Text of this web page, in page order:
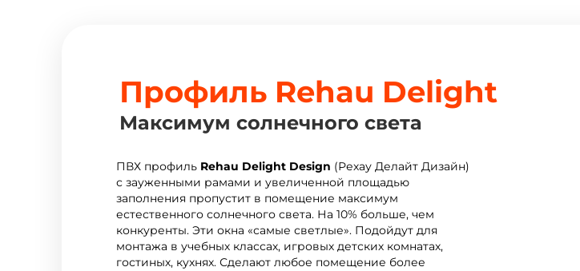
Профиль Rehau Delight
Максимум солнечного света
ПВХ профиль Rehau Delight Design (Рехау Делайт Дизайн)
с зауженными рамами и увеличенной площадью
заполнения пропустит в помещение максимум
естественного солнечного света. На 10% больше, чем
конкуренты. Эти окна «самые светлые». Подойдут для
монтажа в учебных классах, игровых детских комнатах,
гостиных, кухнях. Сделают любое помещение более